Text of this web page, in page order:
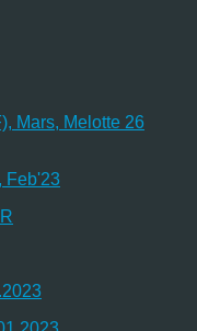
Feb'23